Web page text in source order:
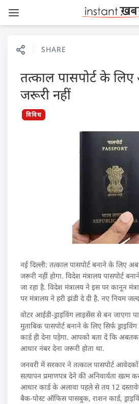
SHARE
तत्काल पासपोर्ट के
जरूरी नहीं
विविध
नई दिल्ली: तत्काल पासपोर्ट बनाने के लिए
जरूरी नहीं होगा. विदेश मंत्रालय पासपोर्ट
जा रहा है. विदेश मंत्रालय ने इस पर कानून
पर मंत्रालय ने हरी झंडी दे दी है. नए नियम
वोटर आईडी-ड्राइविंग लाइसेंस से बन जाएगा
मुताबिक पासपोर्ट बनाने के लिए सिर्फ
कार्ड ही देना पड़ेगा. आपको बता दें कि अबतक
आधार नंबर देना जरूरी होता था.
जनवरी में सरकार ने तत्काल पासपोर्ट
सत्यापन प्रमाणपत्र देने की अनिवार्यता खत्म
आधार कार्ड के अलावा पहले से तय 12
बैक-पोस्ट ऑफिस पासबुक, राशन कार्ड,